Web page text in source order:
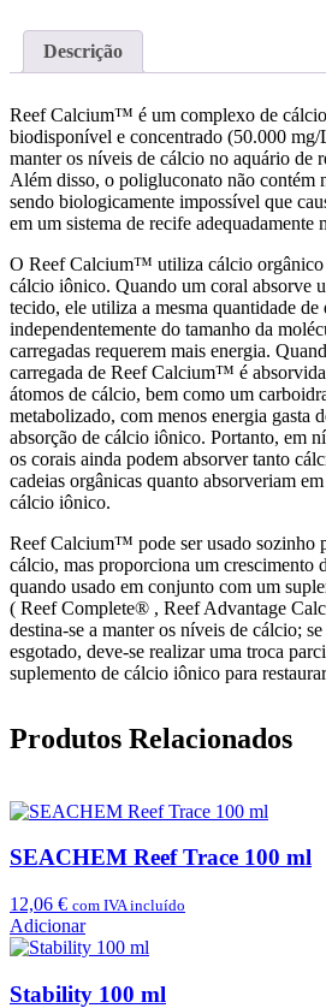
Calcium
100ml
Descrição
Reef Calcium™ é um complexo de
biodisponível e concentrado (50.000
manter os níveis de cálcio no aquário de
Além disso, o poligluconato não contém
sendo biologicamente impossível que
em um sistema de recife adequadamente
O Reef Calcium™ utiliza cálcio orgânico
cálcio iônico. Quando um coral absorve
tecido, ele utiliza a mesma quantidade de
independentemente do tamanho da
carregadas requerem mais energia.
carregada de Reef Calcium™ é
átomos de cálcio, bem como um
metabolizado, com menos energia gasta
absorção de cálcio iônico. Portanto, em
os corais ainda podem absorver tanto
cadeias orgânicas quanto absorveriam
cálcio iônico.
Reef Calcium™ pode ser usado sozinho
cálcio, mas proporciona um crescimento
quando usado em conjunto com um
( Reef Complete® , Reef Advantage
destina-se a manter os níveis de cálcio;
esgotado, deve-se realizar uma troca
suplemento de cálcio iônico para
Produtos Relacionados
SEACHEM Reef Trace 100 ml
12,06 € com IVA incluído
Adicionar
Stability 100 ml